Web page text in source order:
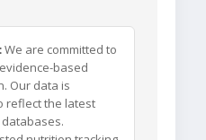
We are committed to
based
Our data is
reflect the latest
databases.